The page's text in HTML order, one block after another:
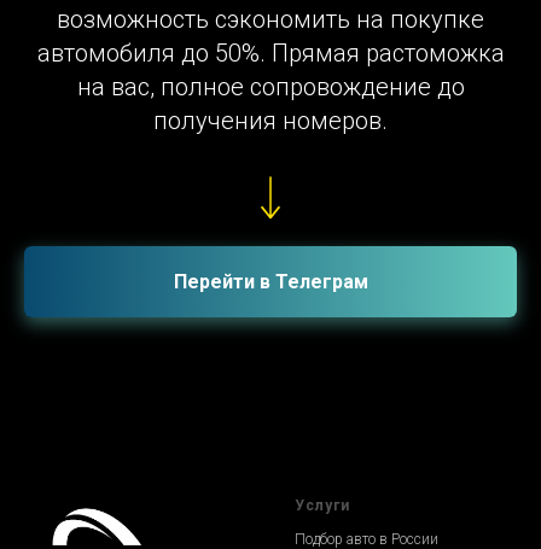
возможность сэкономить на покупке
автомобиля до 50%. Прямая растоможка
на вас, полное сопровождение до
получения номеров.
Перейти в Телеграм
Услуги
Подбор авто в России